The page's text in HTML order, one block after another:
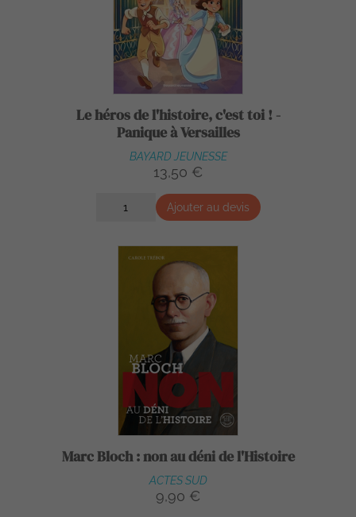
Le héros de l'histoire, c'est toi ! -
Panique à Versailles
BAYARD JEUNESSE
13,50 €
Ajouter au devis
Marc Bloch : non au déni de l'Histoire
ACTES SUD
9,90 €